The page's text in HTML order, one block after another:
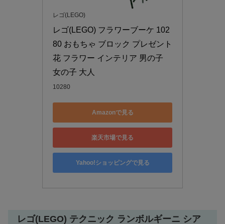
レゴ(LEGO)
レゴ(LEGO) フラワーブーケ 102
80 おもちゃ ブロック プレゼント
花 フラワー インテリア 男の子
女の子 大人
10280
Amazonで見る
楽天市場で見る
Yahoo!ショッピングで見る
レゴ(LEGO) テクニック ランボルギーニ シア